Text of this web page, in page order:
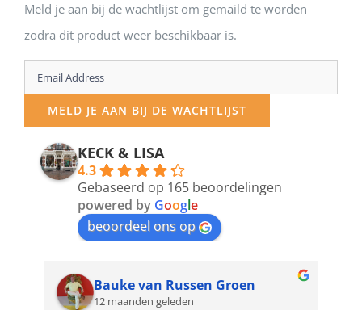
Meld je aan bij de wachtlijst om gemaild te worden
zodra dit product weer beschikbaar is.
Enter
your
email
address
MELD JE AAN BIJ DE WACHTLIJST
KECK & LISA
4.3
Gebaseerd op 165 beoordelingen
powered by Google
beoordeel ons op
Bauke van Russen Groen
12 maanden geleden